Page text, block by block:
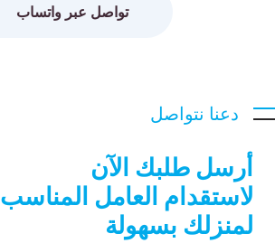
تواصل عبر واتساب
دعنا نتواصل
أرسل طلبك الآن
لاستقدام العامل المناسب
لمنزلك بسهولة